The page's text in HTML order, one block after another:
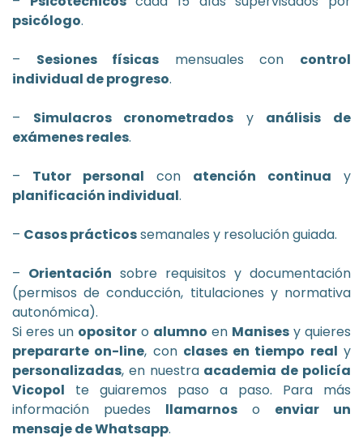
psicólogo.
– Sesiones físicas mensuales con control
individual de progreso.
– Simulacros cronometrados y análisis de
exámenes reales.
– Tutor personal con atención continua y
planificación individual.
– Casos prácticossemanales y resolución guiada.
– Orientación sobre requisitos y documentación
(permisos de conducción, titulaciones y normativa
autonómica).
Si eres un opositor o alumno en Manises y quieres
prepararte on-line, con clases en tiempo real y
personalizadas, en nuestra academia de policía
Vicopol te guiaremos paso a paso. Para más
información puedes llamarnos o enviar un
mensaje de Whatsapp.